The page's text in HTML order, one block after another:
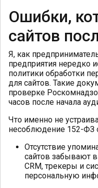
Ошибки,
сайтов
Я, как
предприятия нередко
политики обработки
для сайтов. Такие
проверке
часов после начала
Что именно не
несоблюдение 152-ФЗ
Отсутствие
сайтов забывают
CRM, трекеры и
персональную